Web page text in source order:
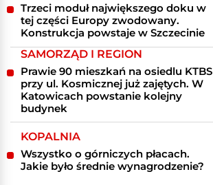
Trzeci moduł największego doku w
tej części Europy zwodowany.
Konstrukcja powstaje w Szczecinie
SAMORZĄD I REGION
Prawie 90 mieszkań na osiedlu KTBS
przy ul. Kosmicznej już zajętych. W
Katowicach powstanie kolejny
budynek
KOPALNIA
Wszystko o górniczych płacach.
Jakie było średnie wynagrodzenie?